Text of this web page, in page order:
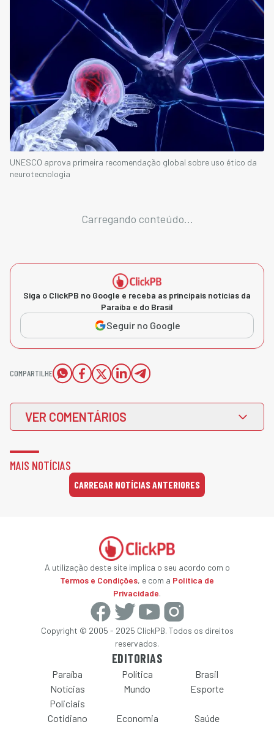
UNESCO aprova primeira recomendação global sobre uso ético da
neurotecnologia
Carregando conteúdo...
Siga o ClickPB no Google e receba as principais notícias da
Paraíba e do Brasil
Seguir no Google
COMPARTILHE
VER COMENTÁRIOS
MAIS NOTÍCIAS
CARREGAR NOTÍCIAS ANTERIORES
A utilização deste site implica o seu acordo com o
Termos e Condições, e com a Política de
Privacidade.
Copyright © 2005 - 2025 ClickPB. Todos os direitos
reservados.
EDITORIAS
Paraíba Política
Brasil
Notícias
Policiais
Mundo Esporte
Cotidiano Economia
Saúde